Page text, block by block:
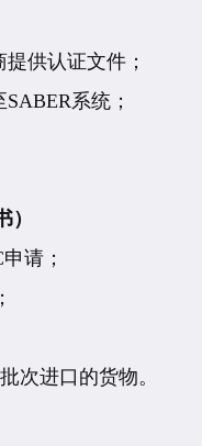
供认证文件；
系统；
请；
次进口的货物。